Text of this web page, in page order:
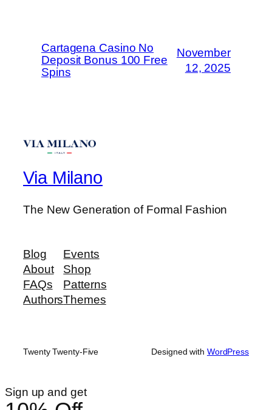
Cartagena Casino No
Deposit Bonus 100 Free
Spins
November
12, 2025
Via Milano
The New Generation of Formal Fashion
Blog
About
FAQs
Authors
Events
Shop
Patterns
Themes
Twenty Twenty-Five Designed with WordPress
Sign up and get